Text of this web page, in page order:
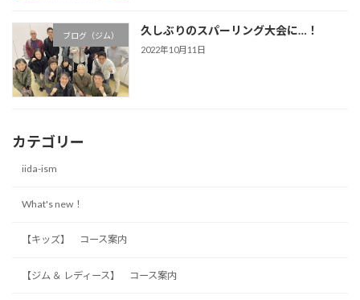
ブログ（ジム） 久しぶりのスパーリング大会に…！
2022年10月11日
カテゴリー
iida-ism
What's new！
【キッズ】 コース案内
【ジム ＆ レディース】 コース案内